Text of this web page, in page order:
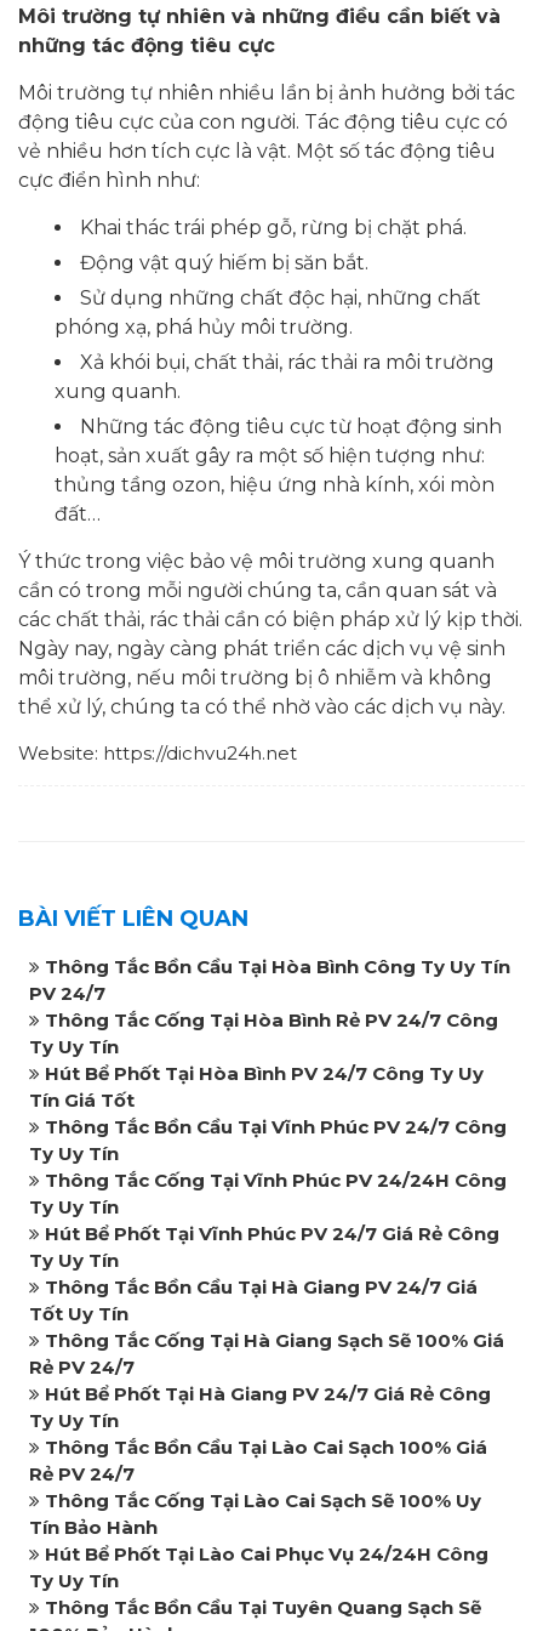
Môi trường tự nhiên và những điều cần biết và
những tác động tiêu cực
Môi trường tự nhiên nhiều lần bị ảnh hưởng bởi tác
động tiêu cực của con người. Tác động tiêu cực có
vẻ nhiều hơn tích cực là vật. Một số tác động tiêu
cực điển hình như:
Khai thác trái phép gỗ, rừng bị chặt phá.
Động vật quý hiếm bị săn bắt.
Sử dụng những chất độc hại, những chất
phóng xạ, phá hủy môi trường.
Xả khói bụi, chất thải, rác thải ra môi trường
xung quanh.
Những tác động tiêu cực từ hoạt động sinh
hoạt, sản xuất gây ra một số hiện tượng như:
thủng tầng ozon, hiệu ứng nhà kính, xói mòn
đất…
Ý thức trong việc bảo vệ môi trường xung quanh
cần có trong mỗi người chúng ta, cần quan sát và
các chất thải, rác thải cần có biện pháp xử lý kịp thời.
Ngày nay, ngày càng phát triển các dịch vụ vệ sinh
môi trường, nếu môi trường bị ô nhiễm và không
thể xử lý, chúng ta có thể nhờ vào các dịch vụ này.
Website: https://dichvu24h.net
BÀI VIẾT LIÊN QUAN
Thông Tắc Bồn Cầu Tại Hòa Bình Công Ty Uy Tín
PV 24/7
Thông Tắc Cống Tại Hòa Bình Rẻ PV 24/7 Công
Ty Uy Tín
Hút Bể Phốt Tại Hòa Bình PV 24/7 Công Ty Uy
Tín Giá Tốt
Thông Tắc Bồn Cầu Tại Vĩnh Phúc PV 24/7 Công
Ty Uy Tín
Thông Tắc Cống Tại Vĩnh Phúc PV 24/24H Công
Ty Uy Tín
Hút Bể Phốt Tại Vĩnh Phúc PV 24/7 Giá Rẻ Công
Ty Uy Tín
Thông Tắc Bồn Cầu Tại Hà Giang PV 24/7 Giá
Tốt Uy Tín
Thông Tắc Cống Tại Hà Giang Sạch Sẽ 100% Giá
Rẻ PV 24/7
Hút Bể Phốt Tại Hà Giang PV 24/7 Giá Rẻ Công
Ty Uy Tín
Thông Tắc Bồn Cầu Tại Lào Cai Sạch 100% Giá
Rẻ PV 24/7
Thông Tắc Cống Tại Lào Cai Sạch Sẽ 100% Uy
Tín Bảo Hành
Hút Bể Phốt Tại Lào Cai Phục Vụ 24/24H Công
Ty Uy Tín
Thông Tắc Bồn Cầu Tại Tuyên Quang Sạch Sẽ